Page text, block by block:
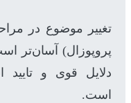
تغییر موضوع در
پروپوزال) آسان‌تر
دلایل قوی و تایید
است.